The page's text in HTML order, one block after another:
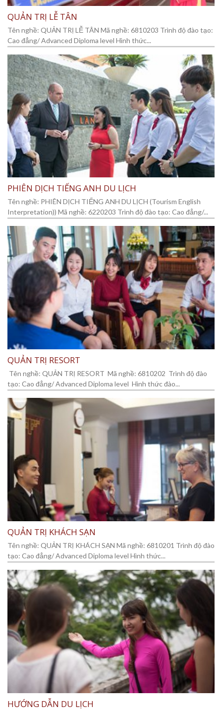
QUẢN TRỊ LỄ TÂN
Tên nghề: QUẢN TRỊ LỄ TÂN Mã nghề: 6810203 Trình độ đào tạo:
Cao đẳng/ Advanced Diploma level Hình thức...
PHIÊN DỊCH TIẾNG ANH DU LỊCH
Tên nghề: PHIÊN DỊCH TIẾNG ANH DU LỊCH (Tourism English
Interpretation)) Mã nghề: 6220203 Trình độ đào tạo: Cao đẳng/...
QUẢN TRỊ RESORT
Tên nghề: QUẢN TRỊ RESORT Mã nghề: 6810202 Trình độ đào
tạo: Cao đẳng/ Advanced Diploma level Hình thức đào...
QUẢN TRỊ KHÁCH SẠN
Tên nghề: QUẢN TRỊ KHÁCH SẠN Mã nghề: 6810201 Trình độ đào
tạo: Cao đẳng/ Advanced Diploma level Hình thức...
HƯỚNG DẪN DU LỊCH